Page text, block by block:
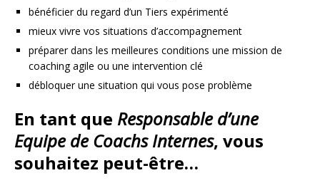
bénéficier du regard d’un Tiers expérimenté
mieux vivre vos situations d’accompagnement
préparer dans les meilleures conditions une mission de
coaching agile ou une intervention clé
débloquer une situation qui vous pose problème
En tant que Responsable d’une
Equipe de Coachs Internes, vous
souhaitez peut-être…